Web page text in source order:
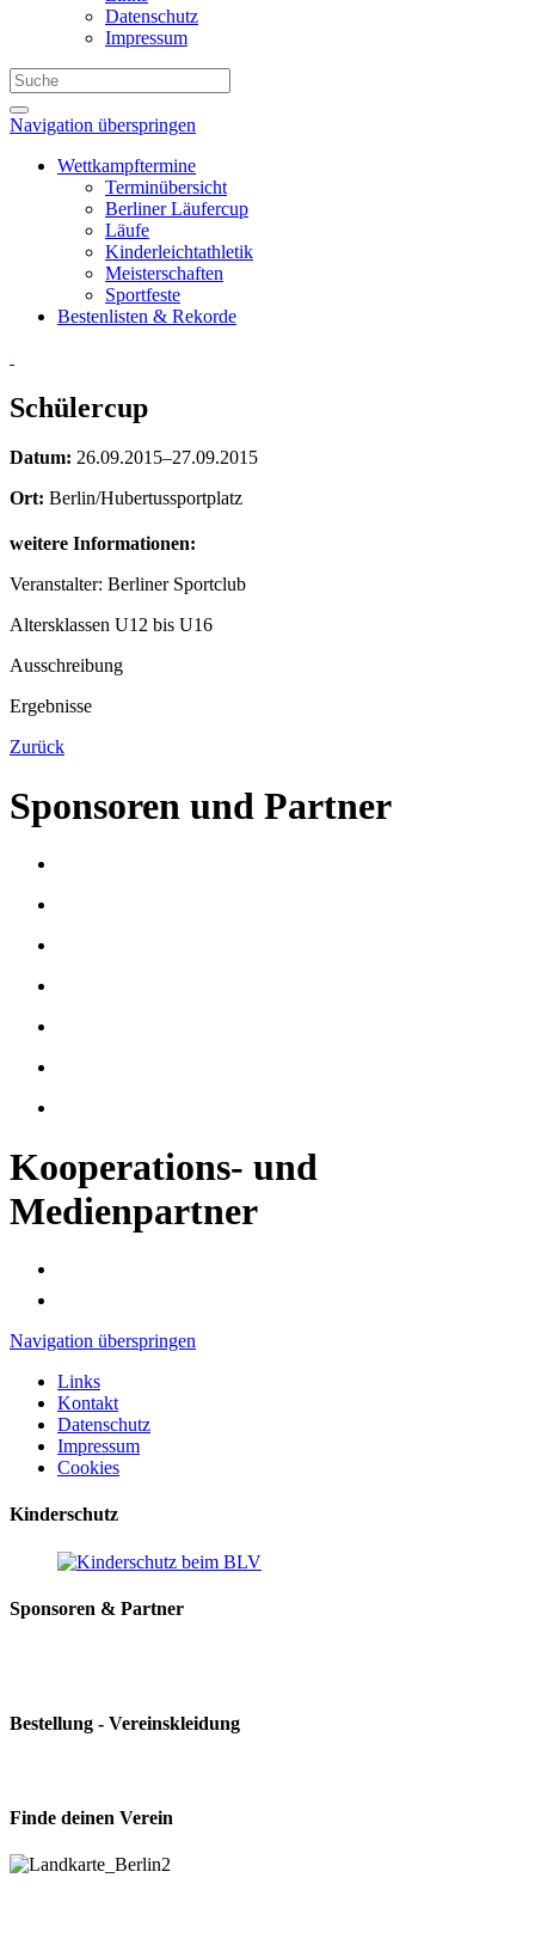
Datenschutz
Impressum
Navigation überspringen
Wettkampftermine
Terminübersicht
Berliner Läufercup
Läufe
Kinderleichtathletik
Meisterschaften
Sportfeste
Bestenlisten & Rekorde
Schülercup
Datum: 26.09.2015–27.09.2015
Ort: Berlin/Hubertussportplatz
weitere Informationen:
Veranstalter: Berliner Sportclub
Altersklassen U12 bis U16
Ausschreibung
Ergebnisse
Zurück
Sponsoren und Partner
Kooperations- und
Medienpartner
Navigation überspringen
Links
Kontakt
Datenschutz
Impressum
Cookies
Kinderschutz
Sponsoren & Partner
Bestellung - Vereinskleidung
Finde deinen Verein